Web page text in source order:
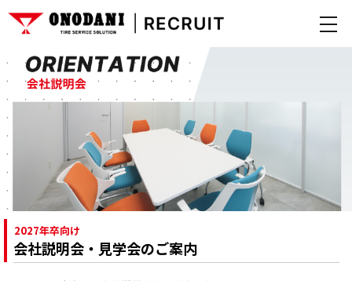
2027年卒向け
会社説明会・見学会のご案内